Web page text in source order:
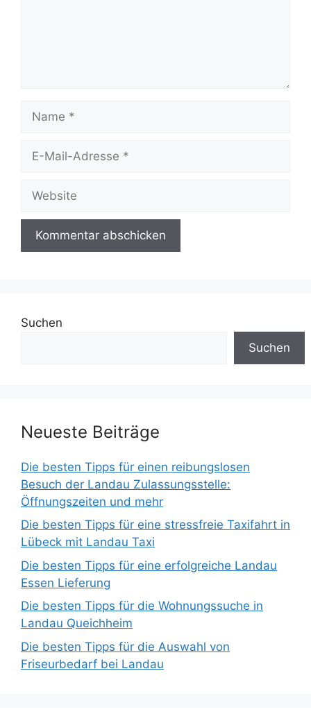
Mail-
Suchen
Suchen
Neueste Beiträge
Die besten Tipps für einen reibungslosen
Besuch der Landau Zulassungsstelle:
Öffnungszeiten und mehr
Die besten Tipps für eine stressfreie Taxifahrt in
Lübeck mit Landau Taxi
Die besten Tipps für eine erfolgreiche Landau
Essen Lieferung
Die besten Tipps für die Wohnungssuche in
Landau Queichheim
Die besten Tipps für die Auswahl von
Friseurbedarf bei Landau